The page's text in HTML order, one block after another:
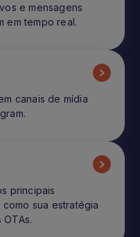
e mensagens
em tempo real.
canais de mídia
principais
sua estratégia